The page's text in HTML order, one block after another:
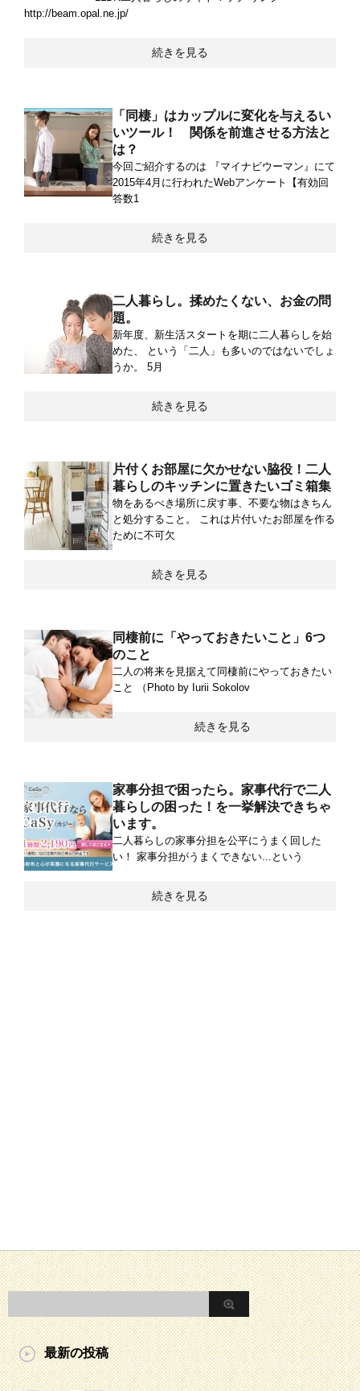
http://beam.opal.ne.jp/
続きを見る
「同棲」はカップルに変化を与えるい
いツール！ 関係を前進させる方法と
は？
今回ご紹介するのは 『マイナビウーマン』にて
2015年4月に行われたWebアンケート【有効回
答数1
続きを見る
二人暮らし。揉めたくない、お金の問
題。
新年度、新生活スタートを期に二人暮らしを始
めた、 という「二人」も多いのではないでしょ
うか。 5月
続きを見る
片付くお部屋に欠かせない脇役！二人
暮らしのキッチンに置きたいゴミ箱集
物をあるべき場所に戻す事、不要な物はきちん
と処分すること。 これは片付いたお部屋を作る
ために不可欠
続きを見る
同棲前に「やっておきたいこと」6つ
のこと
二人の将来を見据えて同棲前にやっておきたい
こと （Photo by Iurii Sokolov
続きを見る
家事分担で困ったら。家事代行で二人
暮らしの困った！を一挙解決できちゃ
います。
二人暮らしの家事分担を公平にうまく回した
い！ 家事分担がうまくできない...という
続きを見る
最新の投稿